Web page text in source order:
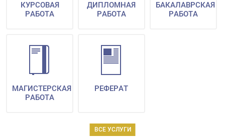
ВСЕ УСЛУГИ
КУРСОВАЯ
РАБОТА
ДИПЛОМНАЯ
РАБОТА
БАКАЛАВРСКАЯ
РАБОТА
МАГИСТЕРСКАЯ
РАБОТА
РЕФЕРАТ